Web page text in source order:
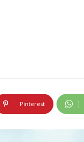
Pinterest